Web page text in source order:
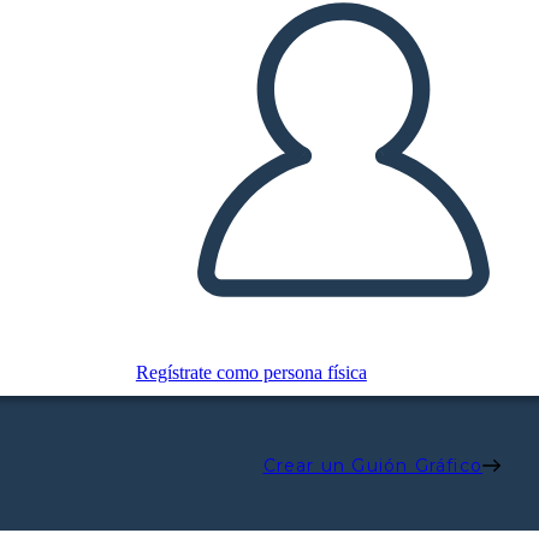
Regístrate como persona física
Crear un Guión Gráfico